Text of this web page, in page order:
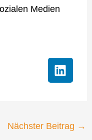
Medien
L
i
d
Nächster Beitrag →